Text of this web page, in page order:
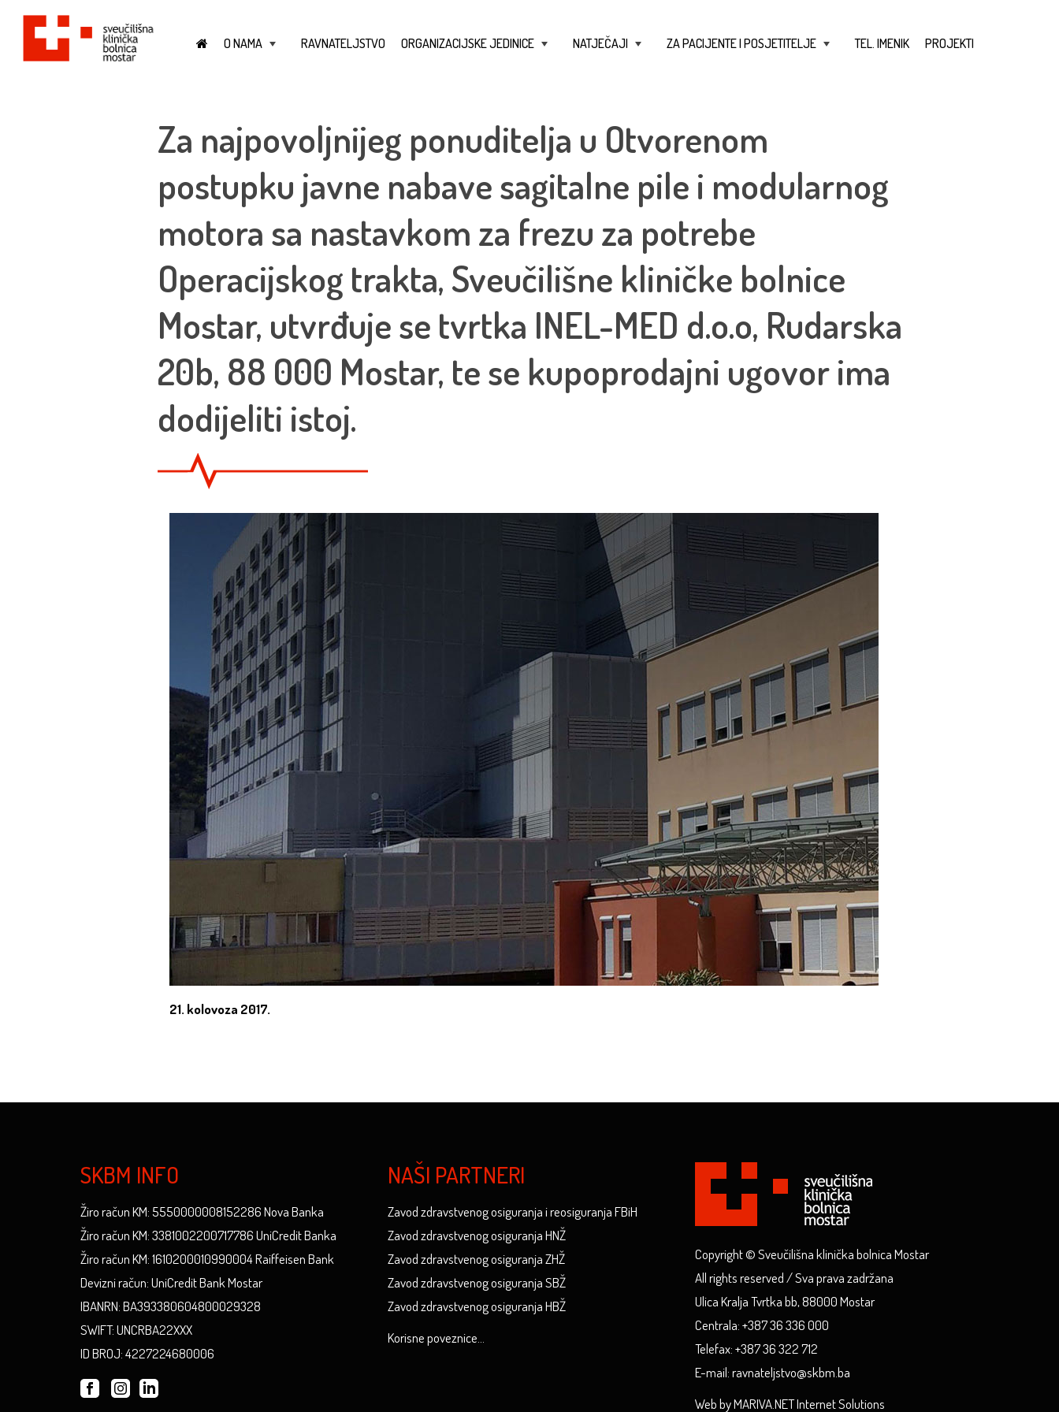
O NAMA RAVNATELJSTVO ORGANIZACIJSKE JEDINICE NATJEČAJI ZA PACIJENTE I POSJETITELJE TEL. IMENIK PROJEKTI
Za najpovoljnijeg ponuditelja u Otvorenom
postupku javne nabave sagitalne pile i modularnog
motora sa nastavkom za frezu za potrebe
Operacijskog trakta, Sveučilišne kliničke bolnice
Mostar, utvrđuje se tvrtka INEL-MED d.o.o, Rudarska
20b, 88 000 Mostar, te se kupoprodajni ugovor ima
dodijeliti istoj.
21. kolovoza 2017.
SKBM INFO
Žiro račun KM: 5550000008152286 Nova Banka
Žiro račun KM: 3381002200717786 UniCredit Banka
Žiro račun KM: 1610200010990004 Raiffeisen Bank
Devizni račun: UniCredit Bank Mostar
IBANRN: BA393380604800029328
SWIFT: UNCRBA22XXX
ID BROJ: 4227224680006
NAŠI PARTNERI
Zavod zdravstvenog osiguranja i reosiguranja FBiH
Zavod zdravstvenog osiguranja HNŽ
Zavod zdravstvenog osiguranja ZHŽ
Zavod zdravstvenog osiguranja SBŽ
Zavod zdravstvenog osiguranja HBŽ
Korisne poveznice...
Copyright © Sveučilišna klinička bolnica Mostar
All rights reserved / Sva prava zadržana
Ulica Kralja Tvrtka bb, 88000 Mostar
Centrala: +387 36 336 000
Telefax: +387 36 322 712
E-mail: ravnateljstvo@skbm.ba
Web by MARIVA.NET Internet Solutions